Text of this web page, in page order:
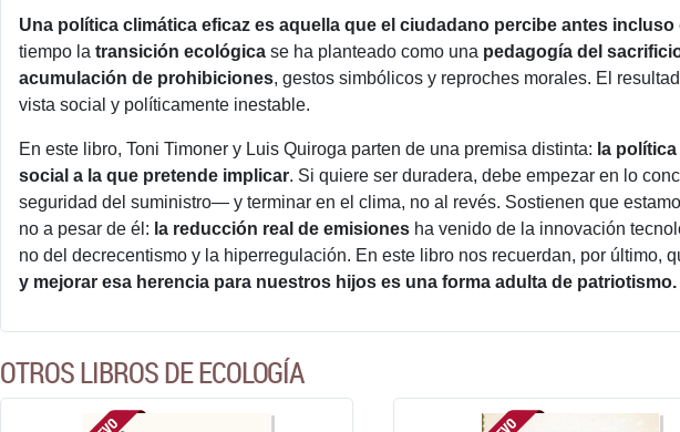
Una política climática eficaz es aquella que el ciudadano percibe antes incluso
tiempo la transición ecológica se ha planteado como una pedagogía del
acumulación de prohibiciones, gestos simbólicos y reproches morales. El
vista social y políticamente inestable.
En este libro, Toni Timoner y Luis Quiroga parten de una premisa distinta: la
social a la que pretende implicar. Si quiere ser duradera, debe empezar en lo
seguridad del suministro― y terminar en el clima, no al revés. Sostienen que
no a pesar de él: la reducción real de emisiones ha venido de la innovación
no del decrecentismo y la hiperregulación. En este libro nos recuerdan, por último,
y mejorar esa herencia para nuestros hijos es una forma adulta de patriotismo.
OTROS LIBROS DE ECOLOGÍA